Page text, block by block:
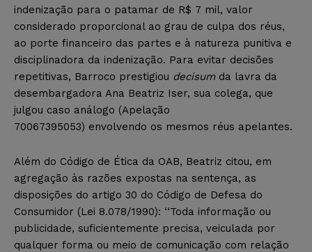
indenização para o patamar de R$ 7 mil, valor
considerado proporcional ao grau de culpa dos réus,
ao porte financeiro das partes e à natureza punitiva e
disciplinadora da indenização. Para evitar decisões
repetitivas, Barroco prestigiou decisumda lavra da
desembargadora Ana Beatriz Iser, sua colega, que
julgou caso análogo (Apelação
70067395053) envolvendo os mesmos réus apelantes.
Além do Código de Ética da OAB, Beatriz citou, em
agregação às razões expostas na sentença, as
disposições do artigo 30 do Código de Defesa do
Consumidor (Lei 8.078/1990): ‘‘Toda informação ou
publicidade, suficientemente precisa, veiculada por
qualquer forma ou meio de comunicação com relação